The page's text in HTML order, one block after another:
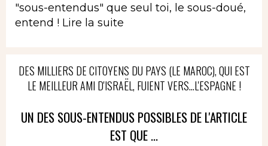
"sous-entendus" que seul toi, le sous-doué,
entend ! Lire la suite
DES MILLIERS DE CITOYENS DU PAYS (LE MAROC), QUI EST
LE MEILLEUR AMI D'ISRAËL, FUIENT VERS...L'ESPAGNE !
UN DES SOUS-ENTENDUS POSSIBLES DE L'ARTICLE
EST QUE ...